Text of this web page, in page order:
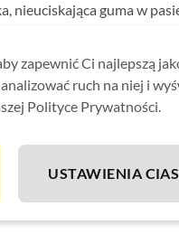
nieuciskająca guma w
zapakowane wfirmowe
w Polsce.
zapewnić Ci najlepszą
ruch na niej i
Polityce Prywatności.
USTAWIENIA